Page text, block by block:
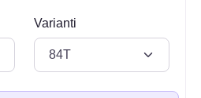
Varianti